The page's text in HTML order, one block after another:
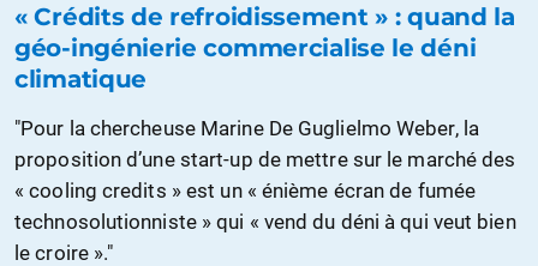
« Crédits de refroidissement » : quand la
géo-ingénierie commercialise le déni
climatique
"Pour la chercheuse Marine De Guglielmo Weber, la
proposition d’une start-up de mettre sur le marché des
« cooling credits » est un « énième écran de fumée
technosolutionniste » qui « vend du déni à qui veut bien
le croire »."